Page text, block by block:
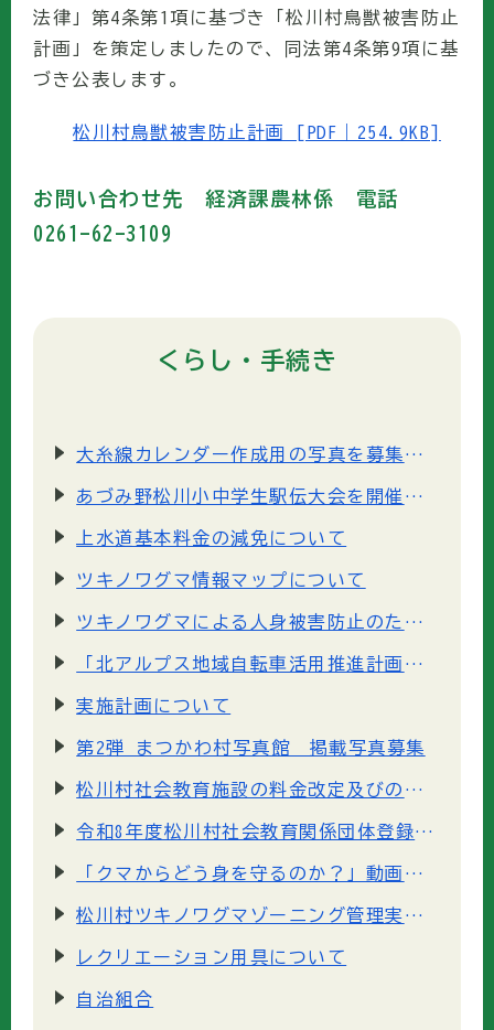
法律」第4条第1項に基づき「松川村鳥獣被害防止
計画」を策定しましたので、同法第4条第9項に基
づき公表します。
松川村鳥獣被害防止計画 [PDF｜254.9KB]
お問い合わせ先 経済課農林係 電話
0261-62-3109
くらし・手続き
大糸線カレンダー作成用の写真を募集します
あづみ野松川小中学生駅伝大会を開催します。
上水道基本料金の減免について
ツキノワグマ情報マップについて
ツキノワグマによる人身被害防止のための取組について
「北アルプス地域自転車活用推進計画」の策定について
実施計画について
第2弾 まつかわ村写真館 掲載写真募集
松川村社会教育施設の料金改定及びの予約システム導入のお知らせ
令和8年度松川村社会教育関係団体登録の認定申請書類について
「クマからどう身を守るのか？」動画をYoutubeで公開しています
松川村ツキノワグマゾーニング管理実施計画について
レクリエーション用具について
自治組合